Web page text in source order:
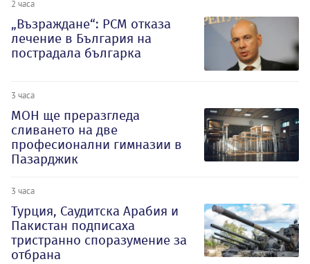
2 часа
„Възраждане“: РСМ отказа
лечение в България на
пострадала българка
3 часа
МОН ще преразгледа
сливането на две
професионални гимназии в
Пазарджик
3 часа
Турция, Саудитска Арабия и
Пакистан подписаха
тристранно споразумение за
отбрана